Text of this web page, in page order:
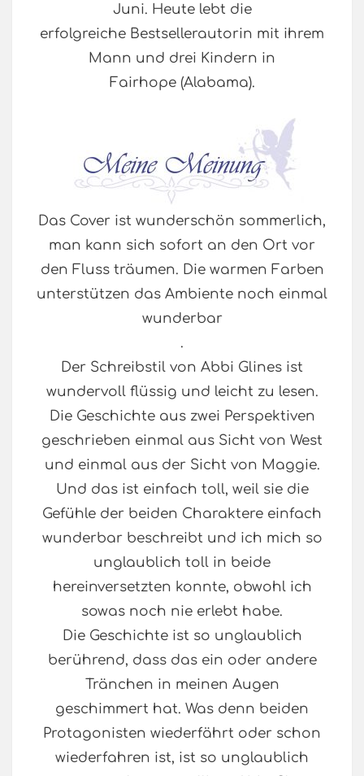
Juni. Heute lebt die
erfolgreiche Bestsellerautorin mit ihrem
Mann und drei Kindern in
Fairhope (Alabama).
Das Cover ist wunderschön sommerlich,
man kann sich sofort an den Ort vor
den Fluss träumen. Die warmen Farben
unterstützen das Ambiente noch einmal
wunderbar
.
Der Schreibstil von Abbi Glines ist
wundervoll flüssig und leicht zu lesen.
Die Geschichte aus zwei Perspektiven
geschrieben einmal aus Sicht von West
und einmal aus der Sicht von Maggie.
Und das ist einfach toll, weil sie die
Gefühle der beiden Charaktere einfach
wunderbar beschreibt und ich mich so
unglaublich toll in beide
hereinversetzten konnte, obwohl ich
sowas noch nie erlebt habe.
Die Geschichte ist so unglaublich
berührend, dass das ein oder andere
Tränchen in meinen Augen
geschimmert hat. Was denn beiden
Protagonisten wiederfährt oder schon
wiederfahren ist, ist so unglaublich